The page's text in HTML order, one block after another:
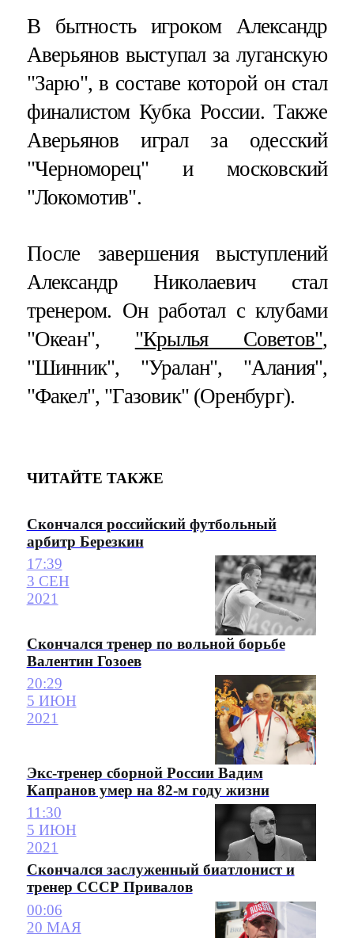
В бытность игроком Александр
Аверьянов выступал за луганскую
"Зарю", в составе которой он стал
финалистом Кубка России. Также
Аверьянов играл за одесский
"Черноморец" и московский
"Локомотив".
После завершения выступлений
Александр Николаевич стал
тренером. Он работал с клубами
"Океан", "Крылья Советов",
"Шинник", "Уралан", "Алания",
"Факел", "Газовик" (Оренбург).
ЧИТАЙТЕ ТАКЖЕ
Скончался российский футбольный
арбитр Березкин
17:39
3 СЕН
2021
Скончался тренер по вольной борьбе
Валентин Гозоев
20:29
5 ИЮН
2021
Экс-тренер сборной России Вадим
Капранов умер на 82-м году жизни
11:30
5 ИЮН
2021
Скончался заслуженный биатлонист и
тренер СССР Привалов
00:06
20 МАЯ